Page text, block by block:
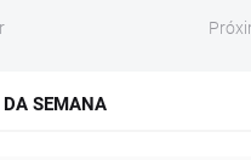
SEMANA